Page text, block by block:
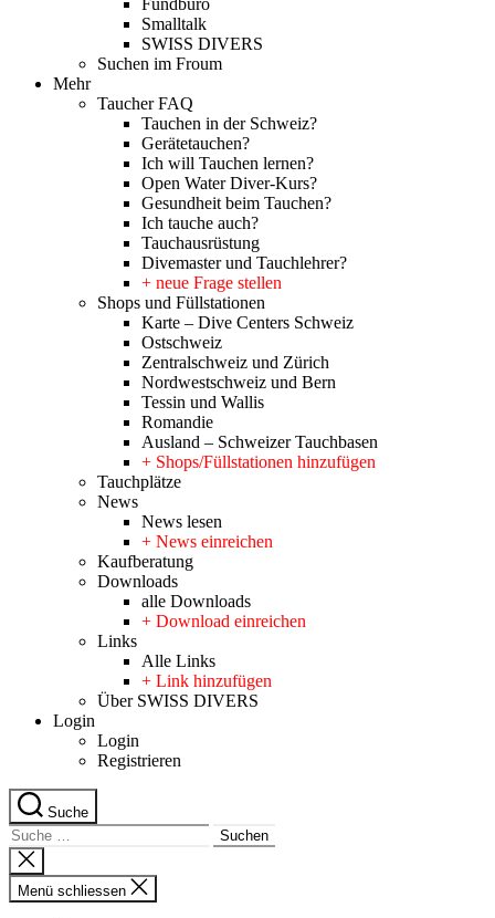
Smalltalk
SWISS DIVERS
Suchen im Froum
Mehr
Taucher FAQ
Tauchen in der Schweiz?
Gerätetauchen?
Ich will Tauchen lernen?
Open Water Diver-Kurs?
Gesundheit beim Tauchen?
Ich tauche auch?
Tauchausrüstung
Divemaster und Tauchlehrer?
+ neue Frage stellen
Shops und Füllstationen
Karte – Dive Centers Schweiz
Ostschweiz
Zentralschweiz und Zürich
Nordwestschweiz und Bern
Tessin und Wallis
Romandie
Ausland – Schweizer Tauchbasen
+ Shops/Füllstationen hinzufügen
Tauchplätze
News
News lesen
+ News einreichen
Kaufberatung
Downloads
alle Downloads
+ Download einreichen
Links
Alle Links
+ Link hinzufügen
Über SWISS DIVERS
Login
Login
Registrieren
Suche
Suche
nach:
Suche
schliessen
Menü schliessen